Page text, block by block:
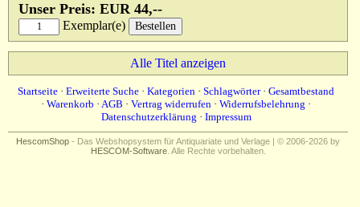
Unser Preis: EUR 44,--
Exemplar(e)
Alle Titel anzeigen
Startseite · Erweiterte Suche · Kategorien · Schlagwörter· Gesamtbestand
· Warenkorb · AGB · Vertrag widerrufen · Widerrufsbelehrung ·
Datenschutzerklärung · Impressum
HescomShop - Das Webshopsystem für Antiquariate und Verlage | © 2006-2026 by
HESCOM-Software. Alle Rechte vorbehalten.